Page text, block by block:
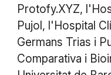
Protofy.XYZ,
Pujol, l'Hospital
Germans Trias i
Comparativa i